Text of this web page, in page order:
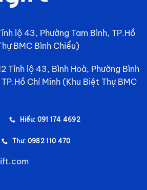
lộ 43, Phường Tam Bình, TP.Hồ
BMC Bình Chiểu)
Tỉnh lộ 43, Bình Hoà, Phường Bình
Chí Minh (Khu Biệt Thự BMC
Hiếu: 091 174 4692
Thư: 0982 110 470